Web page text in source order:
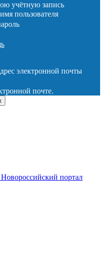
учётную запись
пользователя
электронной почты
почте.
Новороссийский портал